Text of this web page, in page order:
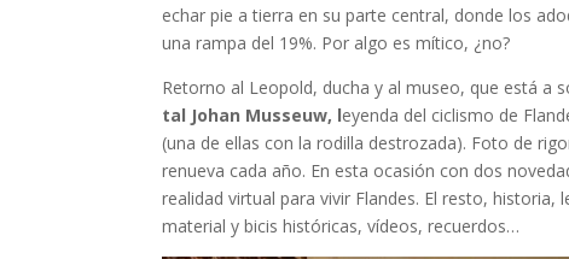
echar pie a tierra en su parte central, donde los
una rampa del 19%. Por algo es mítico, ¿no?
Retorno al Leopold, ducha y al museo, que está a
tal Johan Musseuw, leyenda del ciclismo de
(una de ellas con la rodilla destrozada). Foto de
renueva cada año. En esta ocasión con dos
realidad virtual para vivir Flandes. El resto,
material y bicis históricas, vídeos, recuerdos…